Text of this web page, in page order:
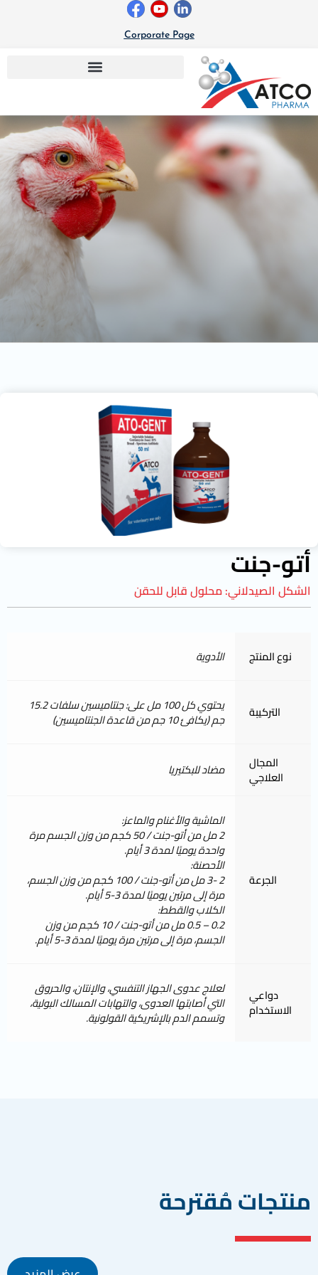
Corporate Page
أتو-جنت
الشكل الصيدلاني:محلول قابل للحقن
نوع المنتج الأدوية
التركيبة يحتوي كل 100 مل على: جنتاميسين سلفات 15.2
جم (يكافئ 10 جم من قاعدة الجنتاميسين)
المجال
العلاجي مضاد للبكتيريا
الجرعة
الماشية والأغنام والماعز:
2 مل من أتو-جنت / 50 كجم من وزن الجسم مرة
واحدة يوميًا لمدة 3 أيام.
الأحصنة:
2 -3 مل من أتو-جنت / 100 كجم من وزن الجسم،
مرة إلى مرتين يوميًا لمدة 3-5 أيام.
الكلاب والقطط:
0.2 – 0.5 مل من أتو-جنت / 10 كجم من وزن
الجسم، مرة إلى مرتين مرة يوميًا لمدة 3-5 أيام.
دواعي
الاستخدام
لعلاج عدوى الجهاز التنفسي، والإنتان، والحروق
التي أصابتها العدوى، والتهابات المسالك البولية،
وتسمم الدم بالإشريكية القولونية.
منتجات مُقترحة